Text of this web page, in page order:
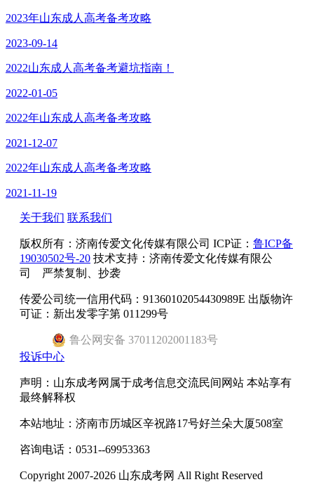
2023年山东成人高考备考攻略
2023-09-14
2022山东成人高考备考避坑指南！
2022-01-05
2022年山东成人高考备考攻略
2021-12-07
2022年山东成人高考备考攻略
2021-11-19
关于我们 联系我们
版权所有： 济南传爱文化传媒有限公司 ICP证： 鲁ICP备
19030502号-20 技术支持：济南传爱文化传媒有限公
司 严禁复制、抄袭
传爱公司统一信用代码：91360102054430989E 出版物许
可证：新出发零字第 011299号
鲁公网安备 37011202001183号
投诉中心
声明：山东成考网属于成考信息交流民间网站 本站享有
最终解释权
本站地址：济南市历城区辛祝路17号好兰朵大厦508室
咨询电话：0531--69953363
Copyright 2007-2026 山东成考网 All Right Reserved